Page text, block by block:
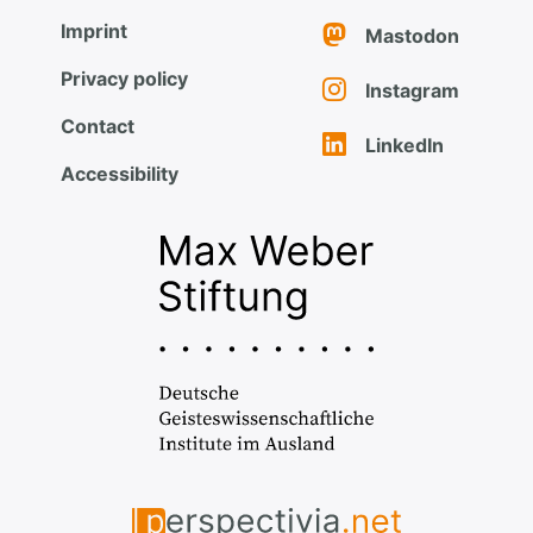
Imprint
Privacy policy
Contact
Accessibility
Mastodon
Instagram
LinkedIn